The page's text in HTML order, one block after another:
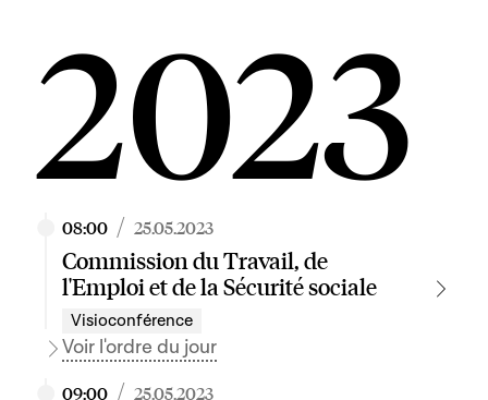
2023
08:00 / 25.05.2023
Commission du Travail, de
l'Emploi et de la Sécurité sociale
Visioconférence
Voir l'ordre du jour
09:00 / 25.05.2023